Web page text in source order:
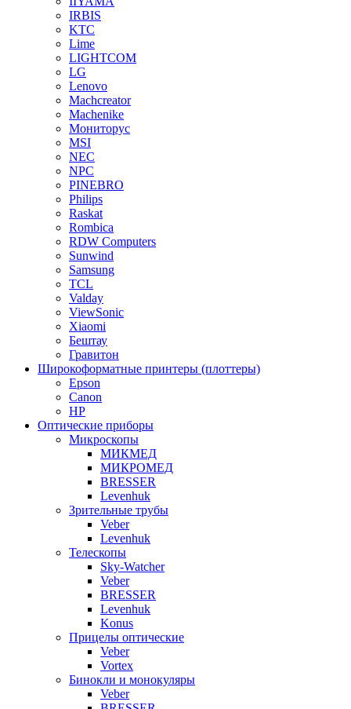
IRBIS
KTC
Lime
LIGHTCOM
LG
Lenovo
Machcreator
Machenike
Мониторус
MSI
NEC
NPC
PINEBRO
Philips
Raskat
Rombica
RDW Computers
Sunwind
Samsung
TCL
Valday
ViewSonic
Xiaomi
Бештау
Гравитон
Широкоформатные принтеры (плоттеры)
Epson
Canon
HP
Оптические приборы
Микроскопы
МИКМЕД
МИКРОМЕД
BRESSER
Levenhuk
Зрительные трубы
Veber
Levenhuk
Телескопы
Sky-Watcher
Veber
BRESSER
Levenhuk
Konus
Прицелы оптические
Veber
Vortex
Бинокли и монокуляры
Veber